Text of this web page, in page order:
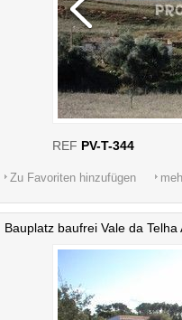
REF PV-T-344
Zu Favoriten hinzufügen
Bauplatz baufrei Vale da Telha